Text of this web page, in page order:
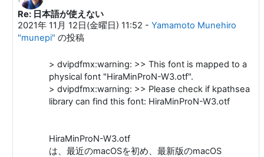
Webern Anton への返信
Re: 日本語が使えない
2021年 11月 12日(金曜日) 11:52 - Yamamoto Munehiro
"munepi" の投稿
> dvipdfmx:warning: >> This font is mapped to a
physical font "HiraMinProN-W3.otf".
> dvipdfmx:warning: >> Please check if kpathsea
library can find this font: HiraMinProN-W3.otf
HiraMinProN-W3.otf
は、最近のmacOSを初め、最新版のmacOS